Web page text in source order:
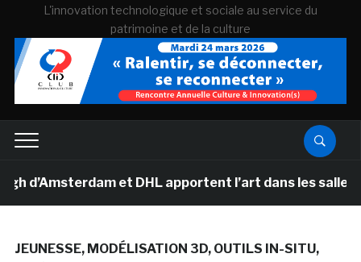
L'innovation technologique et sociale au service du
patrimoine et de la culture
et DHL apportent l’art dans les salles de
JEUNESSE MODÉLISATION 3D OUTILS IN-SITU